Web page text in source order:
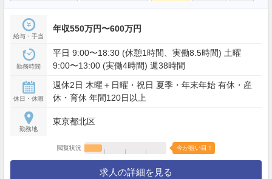
給与・手当
年収550万円〜600万円
勤務時間
平日 9:00〜18:30 (休憩1時間、実働8.5時間) 土曜
9:00〜13:00 (実働4時間) 週38時間
休日・休暇
週休2日 木曜＋日曜・祝日 夏季・年末年始 有休・産
休・育休 年間120日以上
勤務地
東京都北区
閲覧状況 今が狙い目！
求人の詳細を見る